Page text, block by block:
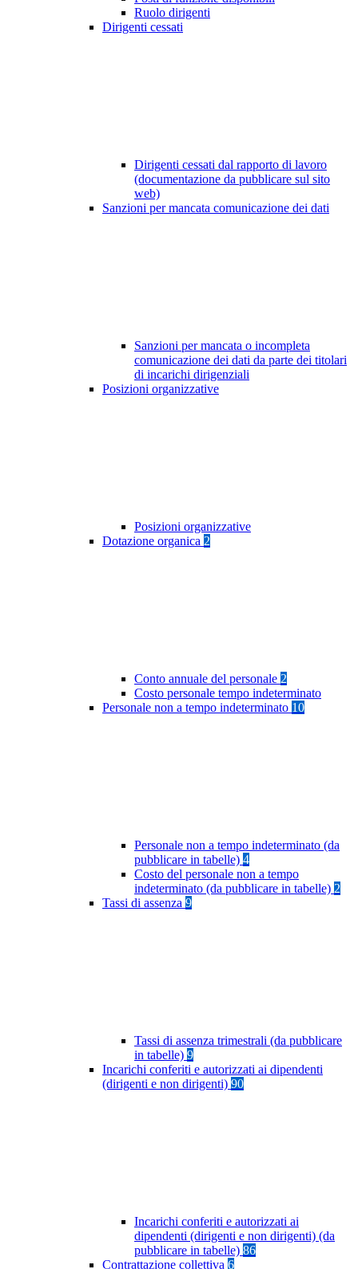
Ruolo dirigenti
Dirigenti cessati
Dirigenti cessati dal rapporto di lavoro
(documentazione da pubblicare sul sito
web)
Sanzioni per mancata comunicazione dei dati
Sanzioni per mancata o incompleta
comunicazione dei dati da parte dei titolari
di incarichi dirigenziali
Posizioni organizzative
Posizioni organizzative
Dotazione organica 2
Conto annuale del personale 2
Costo personale tempo indeterminato
Personale non a tempo indeterminato 10
Personale non a tempo indeterminato (da
pubblicare in tabelle) 4
Costo del personale non a tempo
indeterminato (da pubblicare in tabelle) 2
Tassi di assenza 9
Tassi di assenza trimestrali (da pubblicare
in tabelle) 9
Incarichi conferiti e autorizzati ai dipendenti
(dirigenti e non dirigenti) 90
Incarichi conferiti e autorizzati ai
dipendenti (dirigenti e non dirigenti) (da
pubblicare in tabelle) 86
Contrattazione collettiva 6